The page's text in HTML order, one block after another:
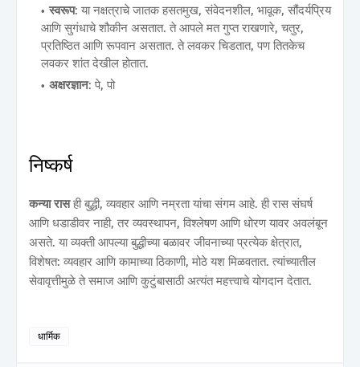
स्वरूप: या नक्षत्राचे जातक हसतमुख, संवेदनशील, भावूक, सौंदर्यप्रिय
आणि सुगंधाचे शौकीन असतात. ते आपले मत गुप्त राखणारे, चतुर,
प्रतिष्ठित आणि रूपवान असतात. ते लवकर चिडतात, पण तितकेच
लवकर शांत देखील होतात.
अक्षरज्ञान: पे, पो
निष्कर्ष
कन्या रासही बुद्धी, व्यवहार आणि नम्रता यांचा संगम आहे. ही रास संघर्ष
आणि धडाडीवर नाही, तर व्यवस्थापन, विश्लेषण आणि धोरण यावर अवलंबून
असते. या व्यक्ती आपल्या बुद्धीच्या बळावर जीवनाच्या प्रत्येक क्षेत्रात,
विशेषत: व्यवहार आणि कामाच्या ठिकाणी, मोठे यश मिळवतात. त्यांच्यातील
सेवावृत्तीमुळे ते समाज आणि कुटुंबासाठी अत्यंत महत्त्वाचे योगदान देतात.
धार्मिक